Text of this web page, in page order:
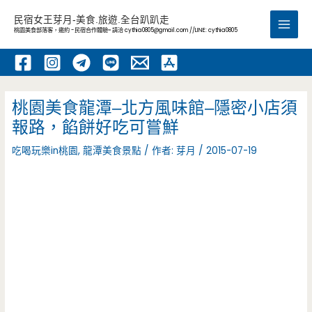
內
民宿女王芽月-美食.旅遊.全台趴趴走
桃園美食部落客，邀約 -民宿合作體驗~ 請洽cythia0805@gmail.com //LINE: cythia0805
Main
桃園美食龍潭–北方風味館–隱密小店須
報路，餡餅好吃可嘗鮮
吃喝玩樂in桃園,龍潭美食景點 / 作者:芽月 /2015-07-19